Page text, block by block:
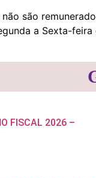
são
a Sexta-feira
FISCAL 2026 –